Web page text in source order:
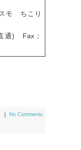
モ ちこり
通) Fax：
No Comments